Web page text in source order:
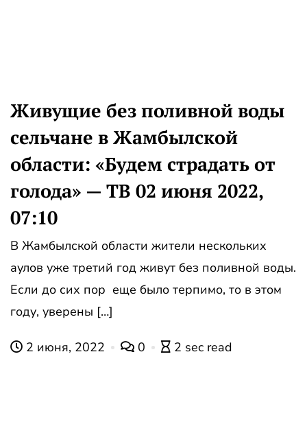
Живущие без поливной воды
сельчане в Жамбылской
области: «Будем страдать от
голода» — ТВ 02 июня 2022,
07:10
В Жамбылской области жители нескольких
аулов уже третий год живут без поливной воды.
Если до сих пор еще было терпимо, то в этом
году, уверены […]
2 июня, 2022 0 2 sec read